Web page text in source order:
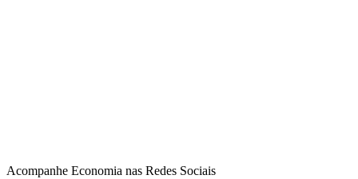
Acompanhe Economia nas Redes Sociais